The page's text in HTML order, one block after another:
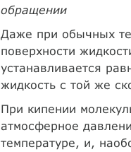
обращении
Даже при обычных
поверхности
устанавливается
жидкость с той же
При кипении
атмосферное
температуре, и,